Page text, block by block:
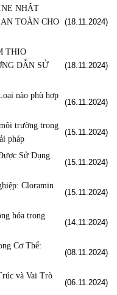
NHẬT
TOÀN CHO (18.11.2024)
THIO
DẪN SỬ
(18.11.2024)
nào phù hợp
(16.11.2024)
trường trong
pháp
(15.11.2024)
Sử Dụng
(15.11.2024)
Cloramin
(15.11.2024)
hóa trong
(14.11.2024)
Cơ Thể:
(08.11.2024)
và Vai Trò
(06.11.2024)